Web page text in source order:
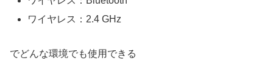
ワイヤレス：2.4 GHz
でどんな環境でも使用できる